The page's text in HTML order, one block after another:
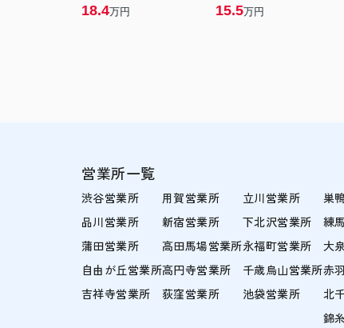
18.4万円 15.5万円
営業所一覧
渋谷営業所
品川営業所
蒲田営業所
自由が丘営業所
吉祥寺営業所
用賀営業所
新宿営業所
高田馬場営業所
高円寺営業所
荻窪営業所
立川営業所
下北沢営業所
永福町営業所
千歳烏山営業所
池袋営業所
巣
練
大
赤
北
錦